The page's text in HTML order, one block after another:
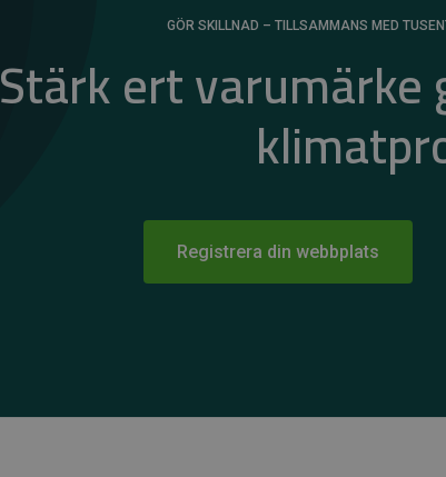
GÖR SKILLNAD – TILLSAMMANS MED
Stärk ert
Registrera din webbplats